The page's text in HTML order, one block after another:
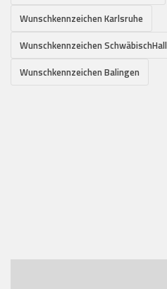
Wunschkennzeichen Karlsruhe
Wunschkennzeichen SchwäbischHall
Wunschkennzeichen Balingen